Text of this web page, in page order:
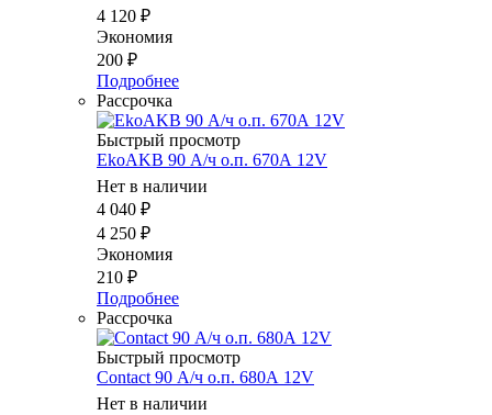
4 120 ₽
Экономия
200 ₽
Подробнее
Рассрочка
Быстрый просмотр
EkoAKB 90 А/ч о.п. 670А 12V
Нет в наличии
4 040 ₽
4 250 ₽
Экономия
210 ₽
Подробнее
Рассрочка
Быстрый просмотр
Contact 90 А/ч о.п. 680А 12V
Нет в наличии